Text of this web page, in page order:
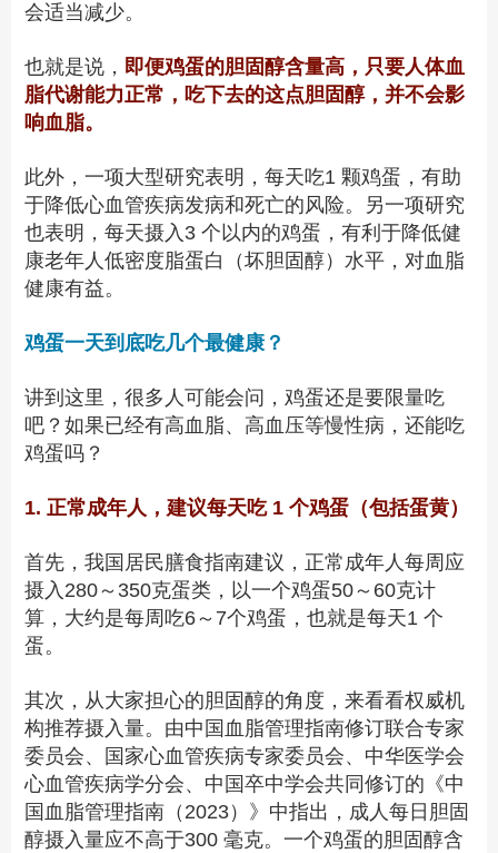
会适当减少。
也就是说， 即便鸡蛋的胆固醇含量高，只要人体血
脂代谢能力正常，吃下去的这点胆固醇，并不会影
响血脂。
此外，一项大型研究表明，每天吃1 颗鸡蛋，有助
于降低心血管疾病发病和死亡的风险。另一项研究
也表明，每天摄入3 个以内的鸡蛋，有利于降低健
康老年人低密度脂蛋白（坏胆固醇）水平，对血脂
健康有益。
鸡蛋一天到底吃几个最健康？
讲到这里，很多人可能会问，鸡蛋还是要限量吃
吧？如果已经有高血脂、高血压等慢性病，还能吃
鸡蛋吗？
1. 正常成年人，建议每天吃 1 个鸡蛋（包括蛋黄）
首先，我国居民膳食指南建议，正常成年人每周应
摄入280～ 350克蛋类，以一个鸡蛋50～ 60克计
算，大约是每周 吃6～ 7个鸡蛋，也就是每天1 个
蛋。
其次，从大家担心的胆固醇的角度，来看看权威机
构推荐摄入量。由中国血脂管理指南修订联合专家
委员会、国家心血管疾病专家委员会、中华医学会
心血管疾病学分会、中国卒中学会共同修订的《中
国血脂管理指南（2023）》中指出，成人每日胆固
醇摄入量应不高于300 毫克。一个鸡蛋的胆固醇含